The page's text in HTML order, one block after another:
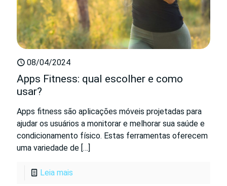
08/04/2024
Apps Fitness: qual escolher e como
usar?
Apps fitness são aplicações móveis projetadas para
ajudar os usuários a monitorar e melhorar sua saúde e
condicionamento físico. Estas ferramentas oferecem
uma variedade de […]
Leia mais